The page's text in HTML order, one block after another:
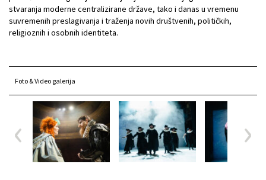
stvaranja moderne centralizirane države, tako i danas u vremenu
suvremenih preslagivanja i traženja novih društvenih, političkih,
religioznih i osobnih identiteta.
Foto & Video galerija